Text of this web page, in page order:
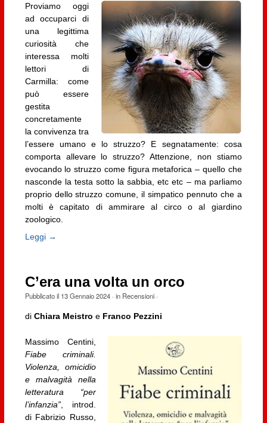
Proviamo oggi
ad occuparci di
una legittima
curiosità che
interessa molti
lettori di
Carmilla: come
può essere
gestita
concretamente
la convivenza tra
l’essere umano e lo struzzo? E segnatamente: cosa
comporta allevare lo struzzo? Attenzione, non stiamo
evocando lo struzzo come figura metaforica – quello che
nasconde la testa sotto la sabbia, etc etc – ma parliamo
proprio dello struzzo comune, il simpatico pennuto che a
molti è capitato di ammirare al circo o al giardino
zoologico.
Leggi →
C’era una volta un orco
Pubblicato il 13 Gennaio 2024· in Recensioni·
di Chiara Meistro e Franco Pezzini
Massimo Centini,
Fiabe criminali.
Violenza, omicidio
e malvagità nella
letteratura “per
l’infanzia”, introd.
di Fabrizio Russo,